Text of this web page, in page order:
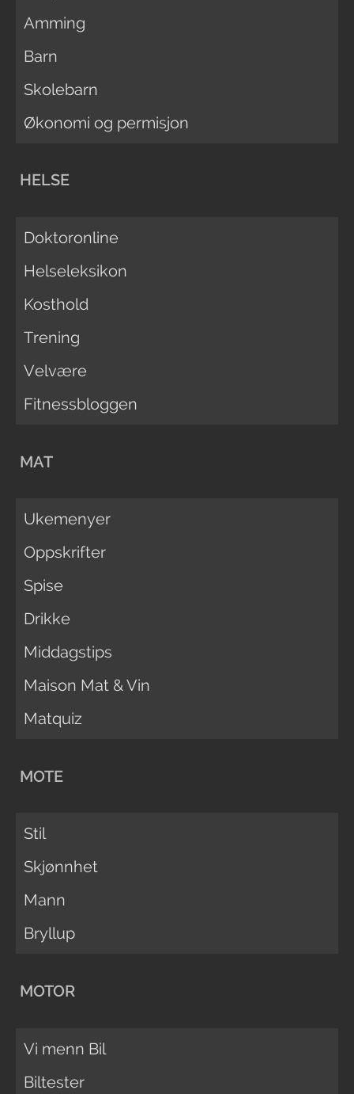
Amming
Barn
Skolebarn
Økonomi og permisjon
HELSE
Doktoronline
Helseleksikon
Kosthold
Trening
Velvære
Fitnessbloggen
MAT
Ukemenyer
Oppskrifter
Spise
Drikke
Middagstips
Maison Mat & Vin
Matquiz
MOTE
Stil
Skjønnhet
Mann
Bryllup
MOTOR
Vi menn Bil
Biltester